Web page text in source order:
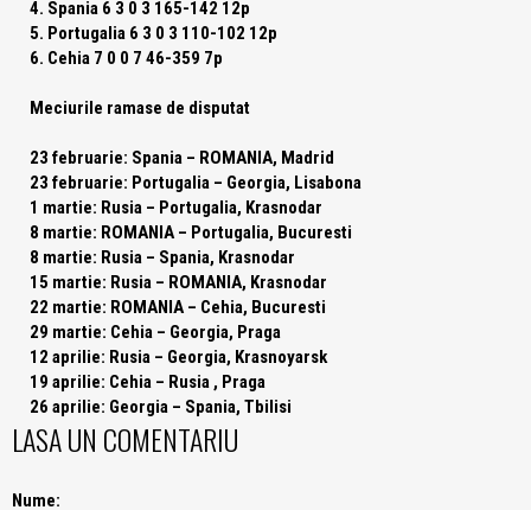
4. Spania 6 3 0 3 165-142 12p
5. Portugalia 6 3 0 3 110-102 12p
6. Cehia 7 0 0 7 46-359 7p
Meciurile ramase de disputat
23 februarie: Spania – ROMANIA, Madrid
23 februarie: Portugalia – Georgia, Lisabona
1 martie: Rusia – Portugalia, Krasnodar
8 martie: ROMANIA – Portugalia, Bucuresti
8 martie: Rusia – Spania, Krasnodar
15 martie: Rusia – ROMANIA, Krasnodar
22 martie: ROMANIA – Cehia, Bucuresti
29 martie: Cehia – Georgia, Praga
12 aprilie: Rusia – Georgia, Krasnoyarsk
19 aprilie: Cehia – Rusia , Praga
26 aprilie: Georgia – Spania, Tbilisi
LASA UN COMENTARIU
Nume: